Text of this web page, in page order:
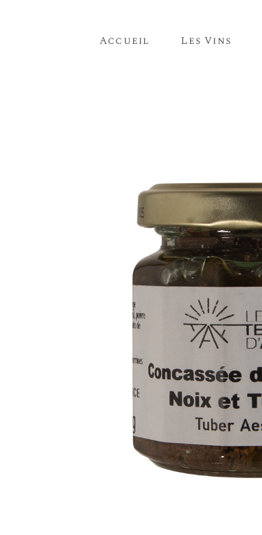
Accueil Les Vins